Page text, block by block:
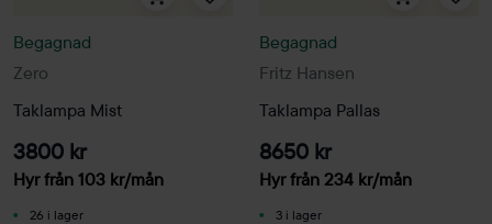
Zero
Begagnad
Taklampa Mist
3800 kr
Hyr från 103 kr/mån
26 i lager
Fritz Hansen
Begagnad
Taklampa Pallas
8650 kr
Hyr från 234 kr/mån
3 i lager